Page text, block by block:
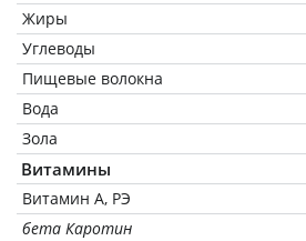
Жиры
Углеводы
Пищевые волокна
Вода
Зола
Витамины
Витамин А, РЭ
бета Каротин